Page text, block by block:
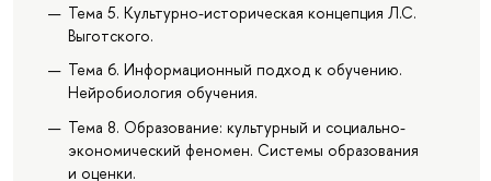
Тема 5. Культурно-историческая концепция Л.С.
Выготского.
Тема 6. Информационный подход к обучению.
Нейробиология обучения.
Тема 8. Образование: культурный и социально-
экономический феномен. Системы образования
и оценки.